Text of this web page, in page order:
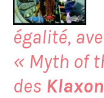
égalité,
« Myth of
des